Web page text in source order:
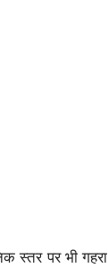
स्तर पर भी गहरा